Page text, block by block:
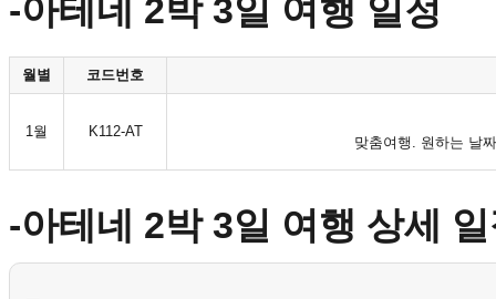
-아테네 2박 3일 여행 일정
월별 코드번호
1월 K112-AT
맞춤여행. 원하는 날
-아테네 2박 3일 여행 상세